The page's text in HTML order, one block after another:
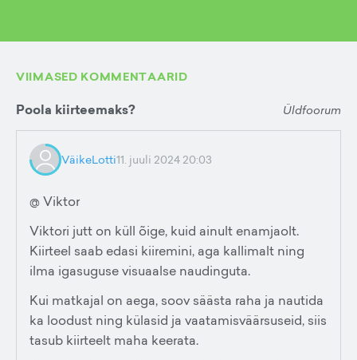
VIIMASED KOMMENTAARID
Poola kiirteemaks? Üldfoorum
VäikeLotti11. juuli 2024 20:03
@ Viktor
Viktori jutt on küll õige, kuid ainult enamjaolt.
Kiirteel saab edasi kiiremini, aga kallimalt ning
ilma igasuguse visuaalse naudinguta.
Kui matkajal on aega, soov säästa raha ja nautida
ka loodust ning külasid ja vaatamisväärsuseid, siis
tasub kiirteelt maha keerata.